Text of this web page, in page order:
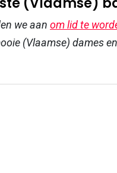
we aan om lid te
(Vlaamse) dames